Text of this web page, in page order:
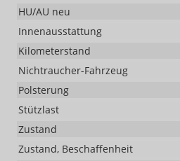
HU/AU neu
Innenausstattung
Kilometerstand
Nichtraucher-Fahrzeug
Polsterung
Stützlast
Zustand
Zustand, Beschaffenheit